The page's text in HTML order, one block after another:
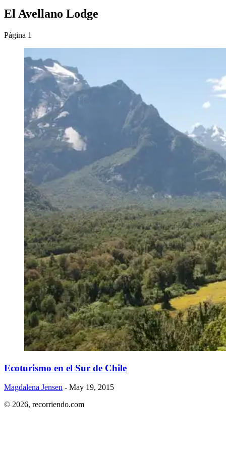
El Avellano Lodge
Página 1
​Ecoturismo en el Sur de Chile
Magdalena Jensen - May 19, 2015
© 2026, recorriendo.com